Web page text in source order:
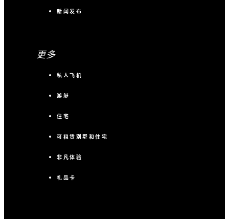
新闻发布
更多
私人飞机
游艇
住宅
可租赁别墅和住宅
非凡体验
礼品卡